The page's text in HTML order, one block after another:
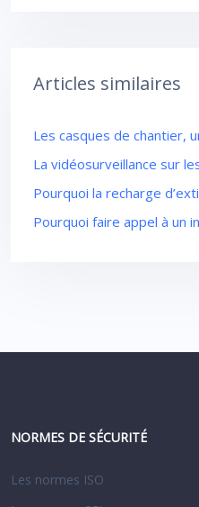
Articles similaires
Les casques de chantier,
La vidéosurveillance sur
Pourquoi la recharge
Pourquoi faire appel à un
NORMES DE SÉCURITÉ
Les normes ISO